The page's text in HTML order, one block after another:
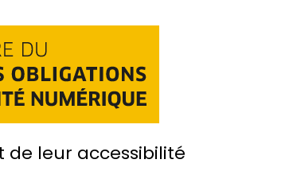
de leur accessibilité